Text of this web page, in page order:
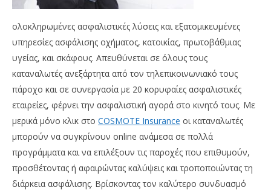
ολοκληρωμένες ασφαλιστικές λύσεις και εξατομικευμένες
υπηρεσίες ασφάλισης οχήματος, κατοικίας, πρωτοβάθμιας
υγείας, και σκάφους. Απευθύνεται σε όλους τους
καταναλωτές ανεξάρτητα από τον τηλεπικοινωνιακό τους
πάροχο και σε συνεργασία με 20 κορυφαίες ασφαλιστικές
εταιρείες, φέρνει την ασφαλιστική αγορά στο κινητό τους. Με
μερικά μόνο κλικ στο COSMOTE Insurance οι καταναλωτές
μπορούν να συγκρίνουν online ανάμεσα σε πολλά
προγράμματα και να επιλέξουν τις παροχές που επιθυμούν,
προσθέτοντας ή αφαιρώντας καλύψεις και τροποποιώντας τη
διάρκεια ασφάλισης. Βρίσκοντας τον καλύτερο συνδυασμό